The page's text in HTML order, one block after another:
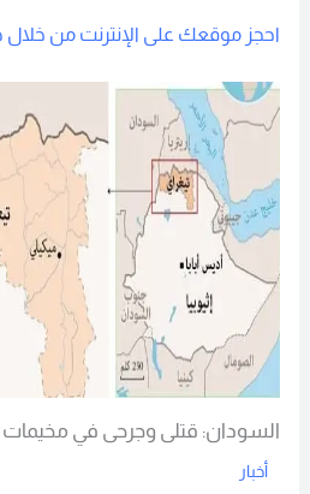
احجز موقعك على الإنترنت من خلال
السودان: قتلى وجرحى في مخيمات
أخبار